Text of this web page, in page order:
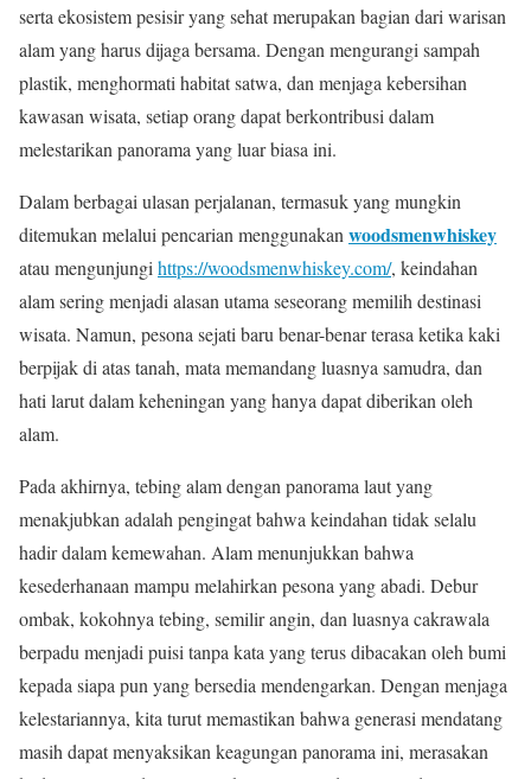
serta ekosistem pesisir yang sehat merupakan bagian dari warisan
alam yang harus dijaga bersama. Dengan mengurangi sampah
plastik, menghormati habitat satwa, dan menjaga kebersihan
kawasan wisata, setiap orang dapat berkontribusi dalam
melestarikan panorama yang luar biasa ini.
Dalam berbagai ulasan perjalanan, termasuk yang mungkin
ditemukan melalui pencarian menggunakan woodsmenwhiskey
atau mengunjungi https://woodsmenwhiskey.com/, keindahan
alam sering menjadi alasan utama seseorang memilih destinasi
wisata. Namun, pesona sejati baru benar-benar terasa ketika kaki
berpijak di atas tanah, mata memandang luasnya samudra, dan
hati larut dalam keheningan yang hanya dapat diberikan oleh
alam.
Pada akhirnya, tebing alam dengan panorama laut yang
menakjubkan adalah pengingat bahwa keindahan tidak selalu
hadir dalam kemewahan. Alam menunjukkan bahwa
kesederhanaan mampu melahirkan pesona yang abadi. Debur
ombak, kokohnya tebing, semilir angin, dan luasnya cakrawala
berpadu menjadi puisi tanpa kata yang terus dibacakan oleh bumi
kepada siapa pun yang bersedia mendengarkan. Dengan menjaga
kelestariannya, kita turut memastikan bahwa generasi mendatang
masih dapat menyaksikan keagungan panorama ini, merasakan